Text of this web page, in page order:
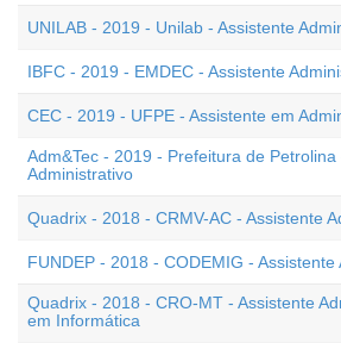
UNILAB - 2019 - Unilab - Assistente
IBFC - 2019 - EMDEC - Assistente
CEC - 2019 - UFPE - Assistente em
Adm&Tec - 2019 - Prefeitura de Petrolina
Administrativo
Quadrix - 2018 - CRMV-AC - Assistente
FUNDEP - 2018 - CODEMIG - Assistente
Quadrix - 2018 - CRO-MT - Assistente
em Informática